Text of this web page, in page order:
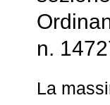
n.
La